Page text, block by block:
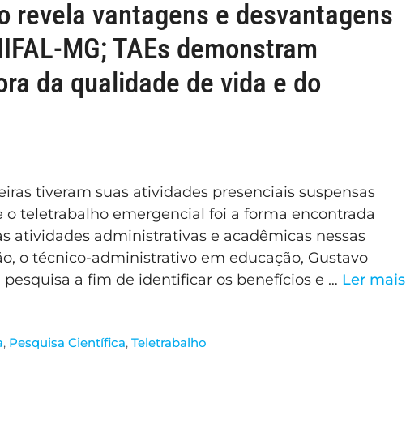
revela vantagens e desvantagens
MG; TAEs demonstram
da qualidade de vida e do
tiveram suas atividades presenciais suspensas
o teletrabalho emergencial foi a forma encontrada
atividades administrativas e acadêmicas nessas
o técnico-administrativo em educação, Gustavo
a fim de identificar os benefícios e … Ler mais
, Pesquisa Científica,Teletrabalho